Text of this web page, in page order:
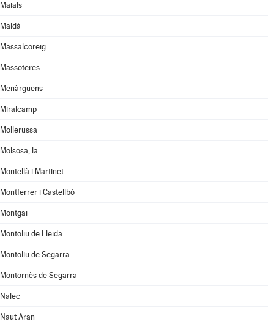
Maials
Maldà
Massalcoreig
Massoteres
Menàrguens
Miralcamp
Mollerussa
Molsosa, la
Montellà i Martinet
Montferrer i Castellbò
Montgai
Montoliu de Lleida
Montoliu de Segarra
Montornès de Segarra
Nalec
Naut Aran